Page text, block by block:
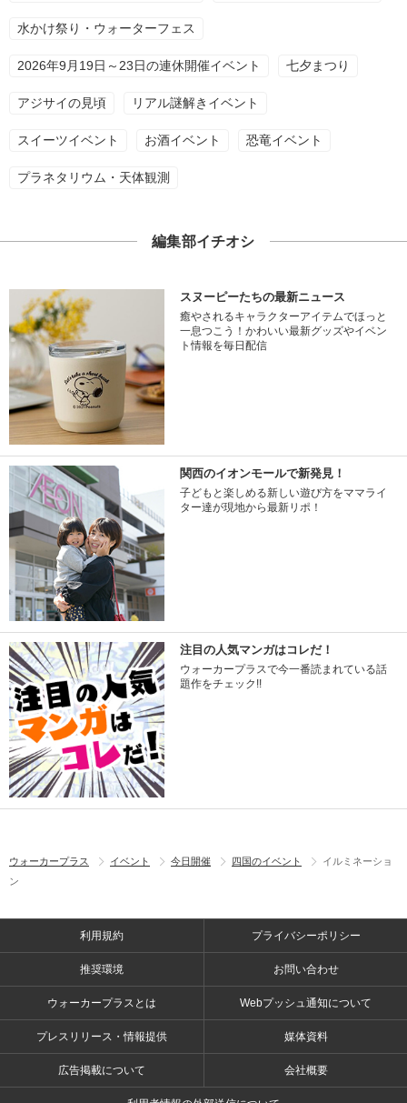
水かけ祭り・ウォーターフェス
2026年9月19日～23日の連休開催イベント 七夕まつり
アジサイの見頃 リアル謎解きイベント
スイーツイベント お酒イベント 恐竜イベント
プラネタリウム・天体観測
編集部イチオシ
スヌーピーたちの最新ニュース
癒やされるキャラクターアイテムでほっと
一息つこう！かわいい最新グッズやイベン
ト情報を毎日配信
関西のイオンモールで新発見！
子どもと楽しめる新しい遊び方をママライ
ター達が現地から最新リポ！
注目の人気マンガはコレだ！
ウォーカープラスで今一番読まれている話
題作をチェック!!
ウォーカープラス イベント 今日開催 四国のイベント
イルミネーショ
ン
利用規約 プライバシーポリシー
推奨環境 お問い合わせ
ウォーカープラスとは Webプッシュ通知について
プレスリリース・情報提供 媒体資料
広告掲載について 会社概要